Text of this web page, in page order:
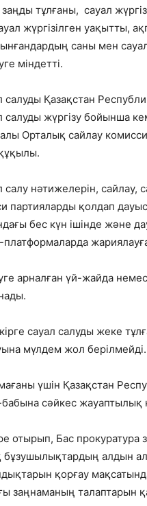
заңды тұлғаны, сауал
жүргiзілген уақытты,
саны мен
мiндеттi.
салуды Қазақстан
салуды жүргізу бойынша
Орталық сайлау
салу нәтижелерiн, сайлау,
партияларды қолдап
бес күн ішінде және
арналған үй-жайда
сауал салуды жеке
мүлдем жол берілмейді.
үшін Қазақстан
бабына сәйкес жауаптылық
отырып, Бас прокуратура
бұзушылықтардың алдын
қорғау
заңнаманың талаптарын